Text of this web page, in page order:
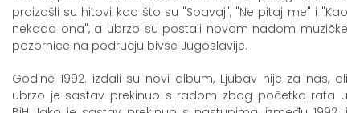
proizašli su hitovi kao što su "Spavaj", "Ne pitaj me" i "Kao
nekada ona", a ubrzo su postali novom nadom muzičke
pozornice na području bivše Jugoslavije.
Godine 1992. izdali su novi album, Ljubav nije za nas, ali
ubrzo je sastav prekinuo s radom zbog početka rata u